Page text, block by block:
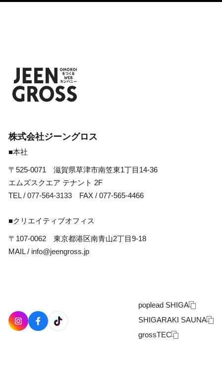
poplead SHIGA
SHIGARAKI SAUNA
grossTEC
株式会社ジーングロス
■本社
〒525-0071 滋賀県草津市南笠東1丁目14-36
エムズスクエア テナント 2F
TEL / 077-564-3133 FAX / 077-565-4466
■クリエイティブオフィス
〒107-0062 東京都港区南青山2丁目9-18
MAIL / info@jeengross.jp